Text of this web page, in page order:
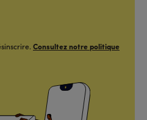
Consultez notre politique